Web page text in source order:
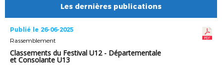
Les dernières publications
Publié le 26-06-2025
Rassemblement
Classements du Festival U12 - Départementale
et Consolante U13